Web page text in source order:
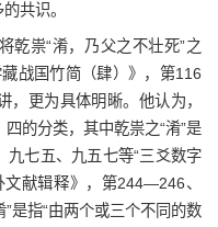
共识。
乾祟“淆，乃父之不壮死”之
战国竹简（肆）》，第116
，更为具体明晰。他认为，
四的分类，其中乾祟之“淆”是
七五、九五七等“三爻数字
献辑释》，第244—246、
是指“由两个或三个不同的数